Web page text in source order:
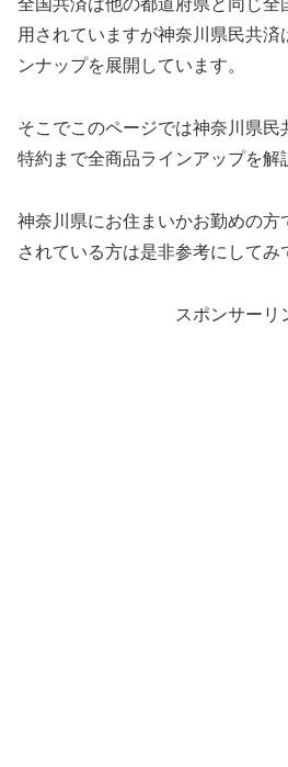
全国共済は他の都道府県と同じ全
用されていますが神奈川県民共済
ンナップを展開しています。
そこでこのページでは神奈川県民
特約まで全商品ラインアップを解
神奈川県にお住まいかお勤めの方
されている方は是非参考にしてみ
スポンサーリ